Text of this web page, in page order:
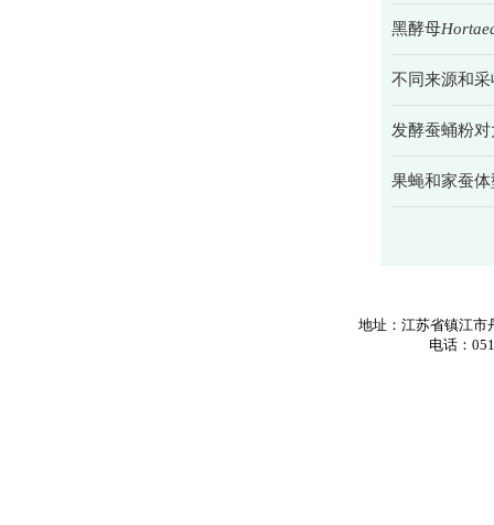
黑酵母
不同来源和
发酵蚕蛹粉
果蝇和家蚕
地址：江苏省镇江市
电话：